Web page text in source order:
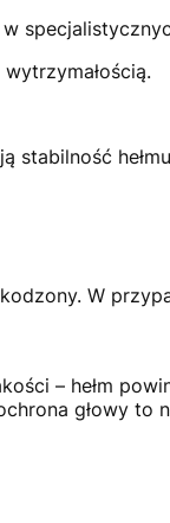
stabilność
W
– hełm
głowy to